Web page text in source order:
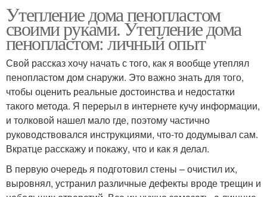
Утепление дома пенопластом
своими руками. Утепление дома
пенопластом: личный опыт
Свой рассказ хочу начать с того, как я вообще утеплял
пенопластом дом снаружи. Это важно знать для того,
чтобы оценить реальные достоинства и недостатки
такого метода. Я перерыл в интернете кучу информации,
и толковой нашел мало где, поэтому частично
руководствовался инструкциями, что-то додумывал сам.
Вкратце расскажу и покажу, что и как я делал.
В первую очередь я подготовил стены – очистил их,
выровнял, устранил различные дефекты вроде трещин и